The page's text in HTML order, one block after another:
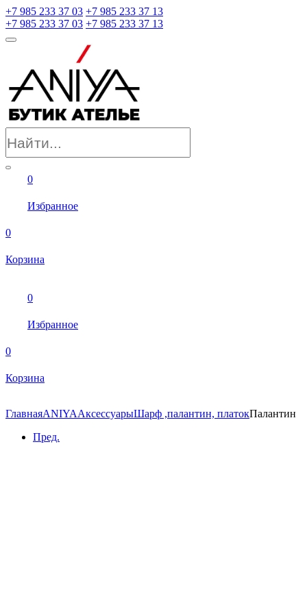
+7 985 233 37 03 +7 985 233 37 13
+7 985 233 37 03 +7 985 233 37 13
0
Избранное
0
Корзина
0
Избранное
0
Корзина
ГлавнаяANIYAАксессуарыШарф ,палантин, платокПалантин
Пред.